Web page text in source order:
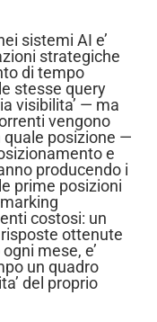
sistemi AI e’
strategiche
di tempo
stesse query
visibilita’ — ma
vengono
quale posizione —
e
producendo i
prime posizioni
costosi: un
ottenute
mese, e’
un quadro
del proprio